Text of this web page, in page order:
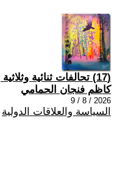
(17) تحالفات ثنائية وثلاثية وخماسية
كاظم فنجان الحمامي
2026 / 8 / 9
السياسة والعلاقات الدولية